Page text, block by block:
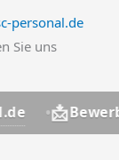
personal.de
Sie uns
Bewerber?